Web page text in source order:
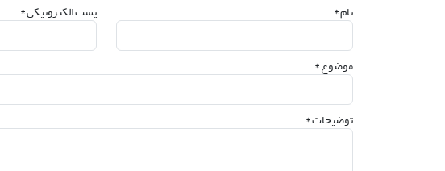
نام * پست الکترونیکی *
موضوع *
توضیحات *